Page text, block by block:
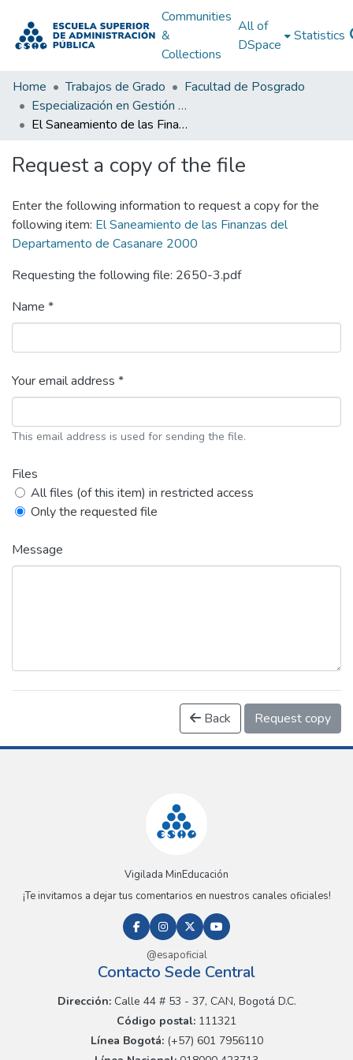
Communities
&
Collections
All of
DSpace
Statistics
Home Trabajos de Grado
Facultad de Posgrado
Especialización en Gestión Pública
El Saneamiento de las Finanzas del Departamento de Casanare 2000
Request a copy of the file
Enter the following information to request a copy for the
following item: El Saneamiento de las Finanzas del
Departamento de Casanare 2000
Requesting the following file: 2650-3.pdf
Name *
Your email address *
This email address is used for sending the file.
Files
All files (of this item) in restricted access
Only the requested file
Message
Back Request copy
Vigilada MinEducación
¡Te invitamos a dejar tus comentarios en nuestros canales oficiales!
@esapoficial
Contacto Sede Central
Dirección:Calle 44 # 53 - 37, CAN, Bogotá D.C.
Código postal: 111321
Línea Bogotá:(+57) 601 7956110